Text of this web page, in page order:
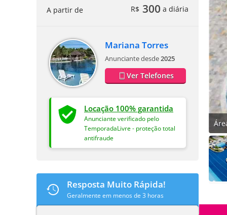
A partir de R$ 300 a diária
Mariana Torres
Anunciante desde2025
Ver Telefones
Locação 100% garantida
Anunciante verificado pelo
TemporadaLivre - proteção total
antifraude
Resposta Muito Rápida!
Geralmente em menos de 3 horas